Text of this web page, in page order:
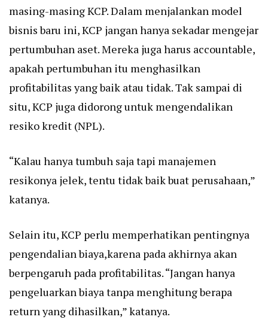
masing-masing KCP. Dalam menjalankan model
bisnis baru ini, KCP jangan hanya sekadar mengejar
pertumbuhan aset. Mereka juga harus accountable,
apakah pertumbuhan itu menghasilkan
profitabilitas yang baik atau tidak. Tak sampai di
situ, KCP juga didorong untuk mengendalikan
resiko kredit (NPL).
“Kalau hanya tumbuh saja tapi manajemen
resikonya jelek, tentu tidak baik buat perusahaan,”
katanya.
Selain itu, KCP perlu memperhatikan pentingnya
pengendalian biaya,karena pada akhirnya akan
berpengaruh pada profitabilitas. “Jangan hanya
pengeluarkan biaya tanpa menghitung berapa
return yang dihasilkan,” katanya.